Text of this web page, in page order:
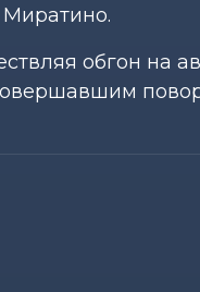
Миратино.
обгон на